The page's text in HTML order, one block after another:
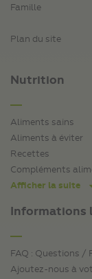
Famille
Plan du site
Nutrition
Aliments sains
Aliments à éviter
Recettes
Compléments
Afficher la suite
Informations
FAQ : Questions /
Ajoutez-nous à